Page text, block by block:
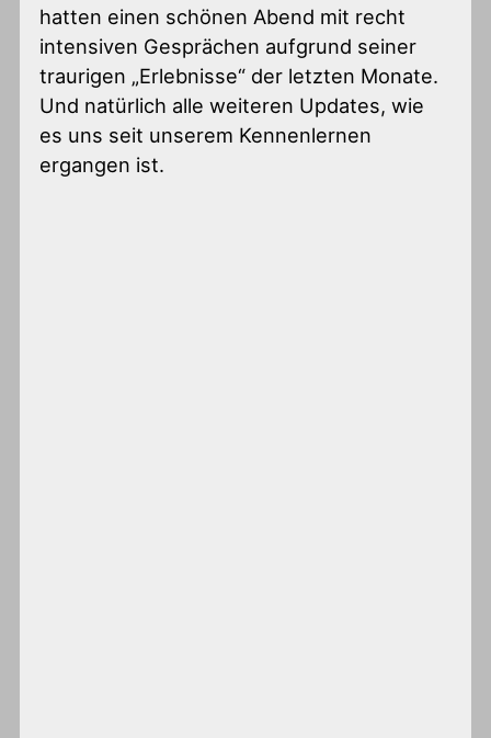
hatten einen schönen Abend mit recht
intensiven Gesprächen aufgrund seiner
traurigen „Erlebnisse“ der letzten Monate.
Und natürlich alle weiteren Updates, wie
es uns seit unserem Kennenlernen
ergangen ist.